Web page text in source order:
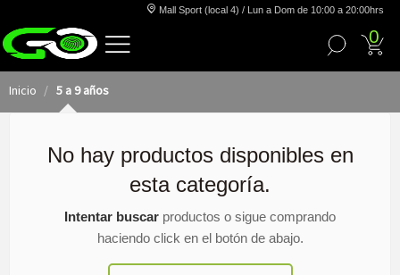
Mall Sport (local 4) / Lun a Dom de 10:00 a 20:00hrs
0
Inicio 5 a 9 años
No hay productos disponibles en
esta categoría.
Intentar buscar productos o sigue comprando
haciendo click en el botón de abajo.